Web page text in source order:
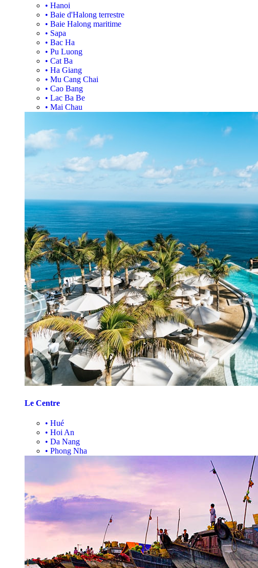
• Hanoi
• Baie d'Halong terrestre
• Baie Halong maritime
• Sapa
• Bac Ha
• Pu Luong
• Cat Ba
• Ha Giang
• Mu Cang Chai
• Cao Bang
• Lac Ba Be
• Mai Chau
Le Centre
• Hué
• Hoi An
• Da Nang
• Phong Nha